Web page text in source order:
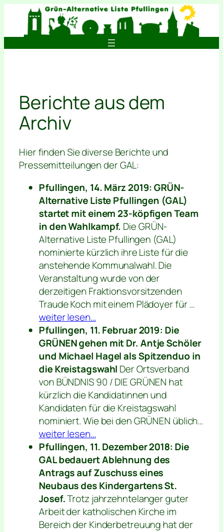
springen
Berichte aus dem
Archiv
Hier finden Sie diverse Berichte und
Pressemitteilungen der GAL:
Pfullingen, 14. März 2019: GRÜN-
Alternative Liste Pfullingen (GAL)
startet mit einem 23-köpfigen Team
in den Wahlkampf. Die GRÜN-
Alternative Liste Pfullingen (GAL)
nominierte kürzlich ihre Liste für die
anstehende Kommunalwahl. Die
Veranstaltung wurde von der
derzeitigen Fraktionsvorsitzenden
Traude Koch mit einem Plädoyer für …
weiter lesen…
Pfullingen, 11. Februar 2019: Die
GRÜNEN gehen mit Dr. Antje Schöler
und Michael Hagel als Spitzenduo in
die Kreistagswahl Der Ortsverband
von BÜNDNIS 90 / DIE GRÜNEN hat
kürzlich die Kandidatinnen und
Kandidaten für die Kreistagswahl
nominiert. Wie bei den GRÜNEN üblich…
weiter lesen…
Pfullingen, 11. Dezember 2018: Die
GAL bedauert Ablehnung des
Antrags auf Zuschuss eines
Neubaus des Kindergartens St.
Josef.Trotz jahrzehntelanger guter
Arbeit der katholischen Kirche im
Bereich der Kinderbetreuung hat der